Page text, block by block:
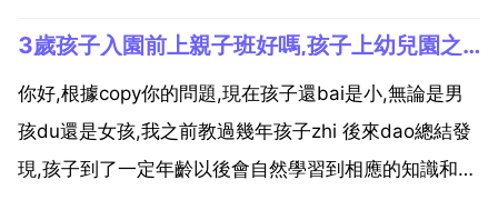
況要具體分析，孩子要送幼兒園主要考慮以下幾個因
素，第一是孩子的自理能力，比如是否能自己吃飯等。
第二是孩子...
3歲孩子入園前上親子班好嗎,孩子上幼兒園之前,有必要上親子班嗎
你好,根據copy你的問題,現在孩子還bai是小,無論是男
孩du還是女孩,我之前教過幾年孩子zhi 後來dao總結發
現,孩子到了一定年齡以後會自然學習到相應的知識和文